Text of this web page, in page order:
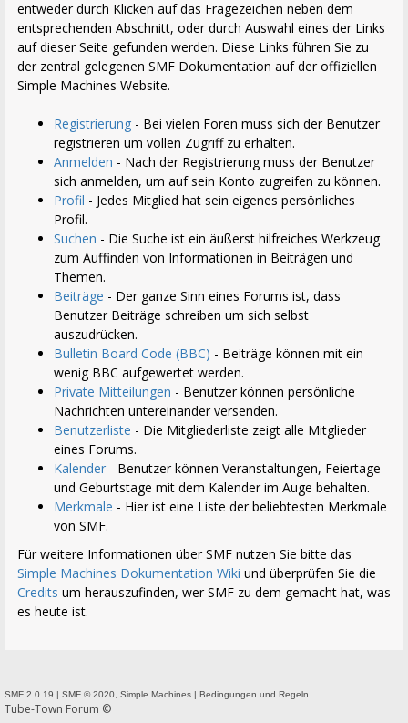
entweder durch Klicken auf das Fragezeichen neben dem
entsprechenden Abschnitt, oder durch Auswahl eines der Links
auf dieser Seite gefunden werden. Diese Links führen Sie zu
der zentral gelegenen SMF Dokumentation auf der offiziellen
Simple Machines Website.
Registrierung - Bei vielen Foren muss sich der Benutzer
registrieren um vollen Zugriff zu erhalten.
Anmelden - Nach der Registrierung muss der Benutzer
sich anmelden, um auf sein Konto zugreifen zu können.
Profil - Jedes Mitglied hat sein eigenes persönliches
Profil.
Suchen - Die Suche ist ein äußerst hilfreiches Werkzeug
zum Auffinden von Informationen in Beiträgen und
Themen.
Beiträge - Der ganze Sinn eines Forums ist, dass
Benutzer Beiträge schreiben um sich selbst
auszudrücken.
Bulletin Board Code (BBC) - Beiträge können mit ein
wenig BBC aufgewertet werden.
Private Mitteilungen - Benutzer können persönliche
Nachrichten untereinander versenden.
Benutzerliste - Die Mitgliederliste zeigt alle Mitglieder
eines Forums.
Kalender - Benutzer können Veranstaltungen, Feiertage
und Geburtstage mit dem Kalender im Auge behalten.
Merkmale - Hier ist eine Liste der beliebtesten Merkmale
von SMF.
Für weitere Informationen über SMF nutzen Sie bitte das
Simple Machines Dokumentation Wiki und überprüfen Sie die
Credits um herauszufinden, wer SMF zu dem gemacht hat, was
es heute ist.
SMF 2.0.19 | SMF © 2020 Simple Machines | Bedingungen und Regeln
Tube-Town Forum ©